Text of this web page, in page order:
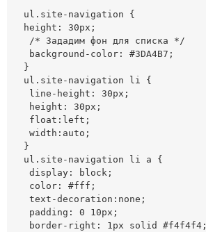
ul.site-navigation {
height: 30px;
/* Зададим фон для списка */
background-color: #3DA4B7;
}
ul.site-navigation li {
line-height: 30px;
height: 30px;
float:left;
width:auto;
}
ul.site-navigation li a {
display: block;
color: #fff;
text-decoration:none;
padding: 0 10px;
border-right: 1px solid #f4f4f4;